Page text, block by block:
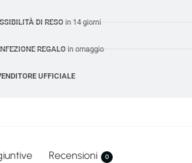
DI RESO in 14 giorni
REGALO in omaggio
UFFICIALE
Recensioni 0